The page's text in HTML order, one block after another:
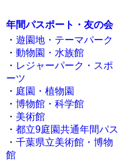
年間パスポート・友の会
・ 遊園地・テーマパーク
・ 動物園・水族館
・ レジャーパーク・スポ
ーツ
・ 庭園・植物園
・ 博物館・科学館
・ 美術館
・ 都立9庭園共通年間パス
・ 千葉県立美術館・博物
館